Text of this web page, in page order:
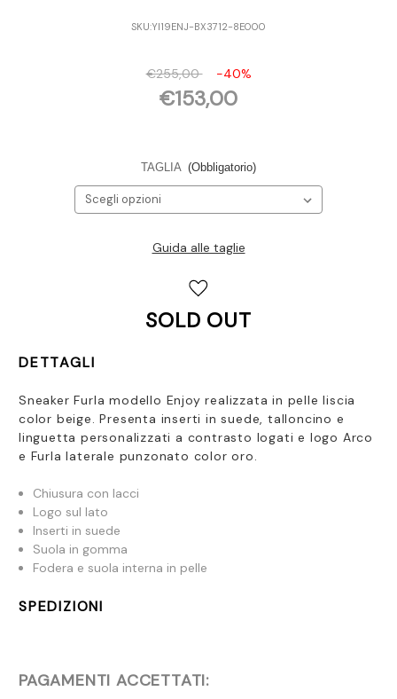
SKU:YI19ENJ-BX3712-8E000
€255,00 -40%
€153,00
TAGLIA (Obbligatorio)
Guida alle taglie
SOLD OUT
DETTAGLI
Sneaker Furla modello Enjoy realizzata in pelle liscia
color beige. Presenta inserti in suede, talloncino e
linguetta personalizzati a contrasto logati e logo Arco
e Furla laterale punzonato color oro.
Chiusura con lacci
Logo sul lato
Inserti in suede
Suola in gomma
Fodera e suola interna in pelle
SPEDIZIONI
PAGAMENTI ACCETTATI: